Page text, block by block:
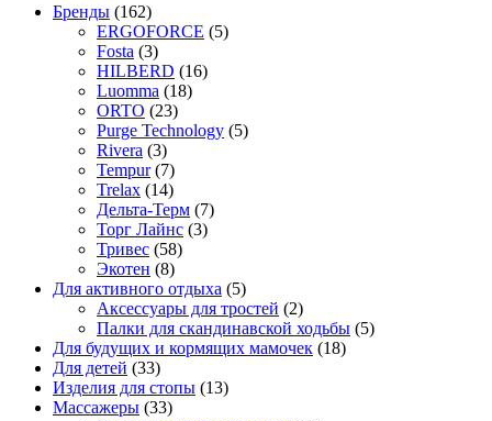
Бренды 162162
товара
ERGOFORCE 55
Fosta 33
товара
HILBERD 1616
Luomma 1818
ORTO 2323
товара
Purge Technology 55
Rivera 33
товара
Tempur 77
товаров
Trelax 1414
товаров
Дельта-Терм 77
Торг Лайнс 33
Тривес 5858
Экотен 88
товаров
Для активного отдыха 55
товаров
Аксессуары для тростей 22
товара
Палки для скандинавской ходьбы 55
Для будущих и кормящих мамочек 1818
Для детей 3333
товара
Изделия для стопы 1313
Массажеры 3333